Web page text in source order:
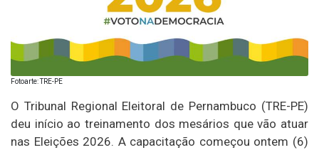
Fotoarte: TRE-PE
O Tribunal Regional Eleitoral de Pernambuco (TRE-PE)
deu início ao treinamento dos mesários que vão atuar
nas Eleições 2026. A capacitação começou ontem (6)